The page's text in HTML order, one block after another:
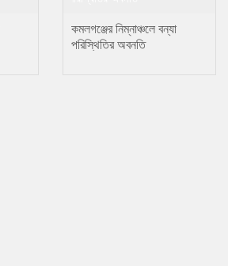
কমলগঞ্জের নিম্নাঞ্চলে বন্যা
পরিস্থিতির অবনতি